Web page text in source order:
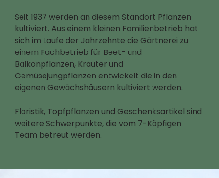
Seit 1937 werden an diesem Standort Pflanzen
kultiviert. Aus einem kleinen Familienbetrieb hat
sich im Laufe der Jahrzehnte die Gärtnerei zu
einem Fachbetrieb für Beet- und
Balkonpflanzen, Kräuter und
Gemüsejungpflanzen entwickelt die in den
eigenen Gewächshäusern kultiviert werden.
Floristik, Topfpflanzen und Geschenksartikel sind
weitere Schwerpunkte, die vom 7-Köpfigen
Team betreut werden.